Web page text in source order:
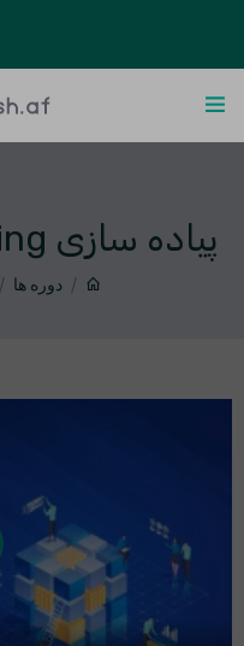
پیاده سازی InterVLAN Routing
دوره ها